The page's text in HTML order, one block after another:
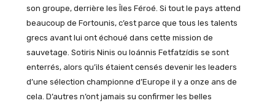
son groupe, derrière les Îles Féroé. Si tout le pays attend
beaucoup de Fortounis, c’est parce que tous les talents
grecs avant lui ont échoué dans cette mission de
sauvetage. Sotiris Ninis ou Ioánnis Fetfatzídis se sont
enterrés, alors qu’ils étaient censés devenir les leaders
d’une sélection championne d’Europe il y a onze ans de
cela. D’autres n’ont jamais su confirmer les belles